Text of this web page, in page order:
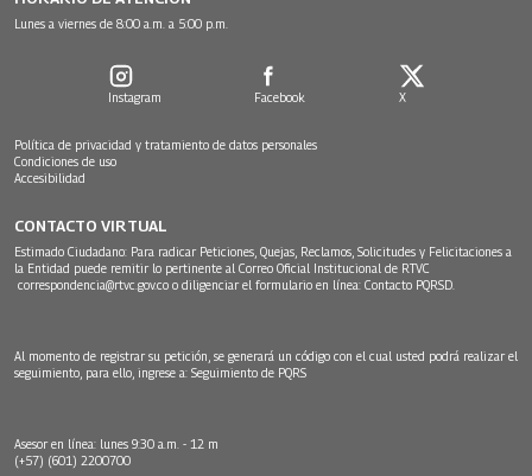
Lunes a viernes de 8:00 a.m. a 5:00 p.m.
Instagram Facebook X
Política de privacidad y tratamiento de datos personales
Condiciones de uso
Accesibilidad
CONTACTO VIRTUAL
Estimado Ciudadano: Para radicar Peticiones, Quejas, Reclamos, Solicitudes y Felicitaciones a
la Entidad puede remitir lo pertinente al Correo Oficial Institucional de RTVC
correspondencia@rtvc.gov.co o diligenciar el formulario en línea: Contacto PQRSD.
Al momento de registrar su petición, se generará un código con el cual usted podrá realizar el
seguimiento, para ello, ingrese a: Seguimiento de PQRS
Asesor en línea: lunes 9:30 a.m. - 12 m
(+57) (601) 2200700